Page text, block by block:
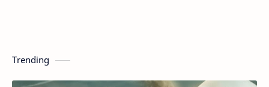
Trending